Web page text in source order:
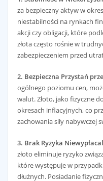
za bezpieczny aktyw w
niestabilności na rynkach
akcji czy obligacji, które
złota często rośnie w
zabezpieczeniem przed
2. Bezpieczna Przystań
ogólnego poziomu cen,
walut. Złoto, jako fizyczne
okresach inflacyjnych, co
zachowania siły nabywczej
3. Brak Ryzyka
złoto eliminuje ryzyko
które występuje w
dłużnych. Posiadanie